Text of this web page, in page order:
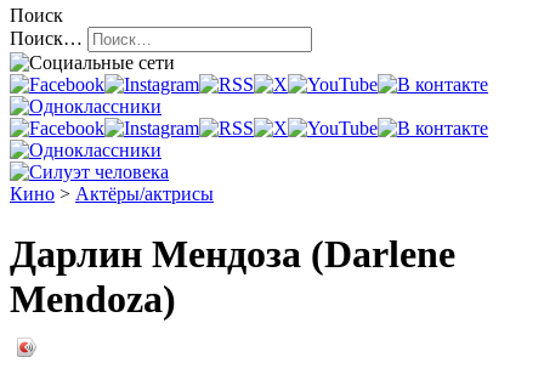
Поиск
Поиск…
Кино > Актёры/актрисы
Дарлин Мендоза (Darlene
Mendoza)